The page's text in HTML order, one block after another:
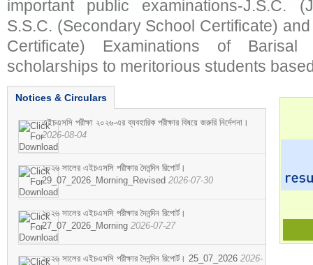
important public examinations-J.S.C.
S.S.C. (Secondary School Certificate)
Certificate) Examinations of
scholarships to meritorious students
Notices & Circulars
এইচএসসি পরীক্ষা ২০২৬-এর ব্যবহারিক পরীক্ষার বিষয়ে জরুরি নির্দেশনা।
2026-08-04
২০২৬ সালের এইচএসসি পরীক্ষার দৈনন্দিন রিপোর্ট।
29_07_2026_Morning_Revised 2026-07-30
২০২৬ সালের এইচএসসি পরীক্ষার দৈনন্দিন রিপোর্ট।
27_07_2026_Morning 2026-07-27
২০২৬ সালের এইচএসসি পরীক্ষার দৈনন্দিন রিপোর্ট। 25_07_2026 2026-